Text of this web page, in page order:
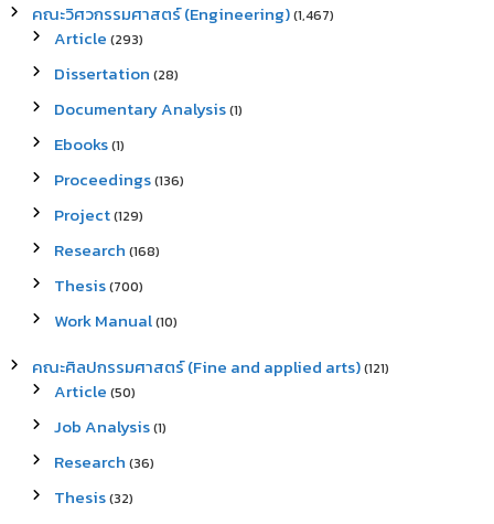
คณะวิศวกรรมศาสตร์ (Engineering)(1,467)
Article (293)
Dissertation (28)
Documentary Analysis(1)
Ebooks(1)
Proceedings(136)
Project(129)
Research (168)
Thesis(700)
Work Manual(10)
คณะศิลปกรรมศาสตร์ (Fine and applied arts)(121)
Article (50)
Job Analysis(1)
Research (36)
Thesis(32)